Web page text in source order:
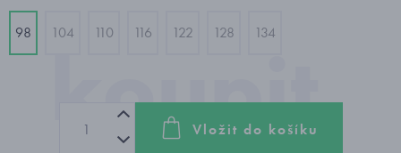
98 104 110 116 122 128 134
Vložit do košíku